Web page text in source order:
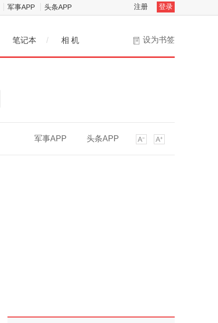
军事APP 头条APP 注册 登录
设为书签
笔记本 / 相 机
军事APP 头条APP